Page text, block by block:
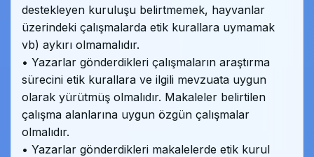
destekleyen kuruluşu belirtmemek, hayvanlar
üzerindeki çalışmalarda etik kurallara uymamak
vb) aykırı olmamalıdır.
• Yazarlar gönderdikleri çalışmaların araştırma
sürecini etik kurallara ve ilgili mevzuata uygun
olarak yürütmüş olmalıdır. Makaleler belirtilen
çalışma alanlarına uygun özgün çalışmalar
olmalıdır.
• Yazarlar gönderdikleri makalelerde etik kurul